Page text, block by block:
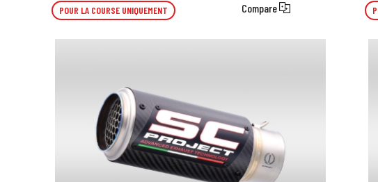
POUR LA COURSE UNIQUEMENT Compare